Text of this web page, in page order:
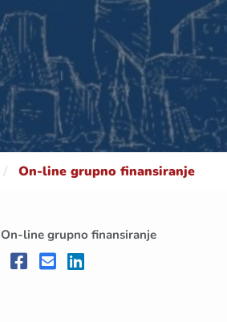
/ On-line grupno finansiranje
On-line grupno finansiranje